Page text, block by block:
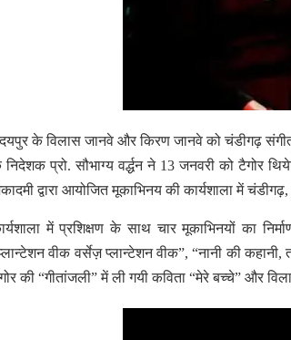
के विलास जानवे और किरण जानवे को चंडीगढ़
प्रो. सौभाग्य वर्द्धन ने 13 जनवरी को टैगोर
द्वारा आयोजित मूकाभिनय की कार्यशाला में
में प्रशिक्षण के साथ चार मूकाभिनयों का
वीक वर्सेज़ प्लान्टेशन वीक”, “नानी की
की “गीतांजली” में ली गयी कविता “मेरे बच्चे” और